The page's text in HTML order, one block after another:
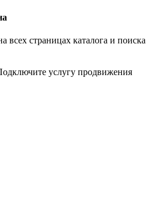
всех страницах каталога и поиска
услугу продвижения